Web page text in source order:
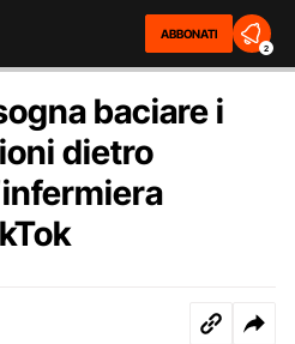
ABBONATI
2
baciare i
dietro